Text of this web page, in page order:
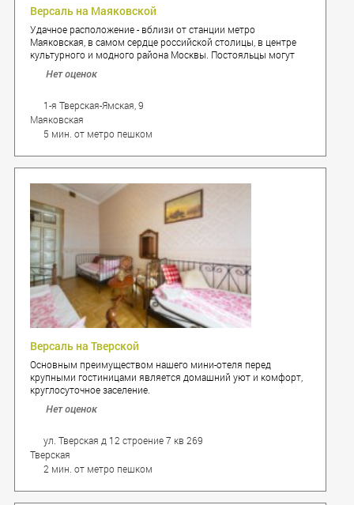
Версаль на Маяковской
Удачное расположение - вблизи от станции метро
Маяковская, в самом сердце российской столицы, в центре
культурного и модного района Москвы. Постояльцы могут
добраться до главных исторических достопримечательностей
Нет оценок
1-я Тверская-Ямская, 9
Маяковская
5 мин. от метро пешком
Версаль на Тверской
Основным преимуществом нашего мини-отеля перед
крупными гостиницами является домашний уют и комфорт,
круглосуточное заселение.
Нет оценок
ул. Тверская д 12 строение 7 кв 269
Тверская
2 мин. от метро пешком